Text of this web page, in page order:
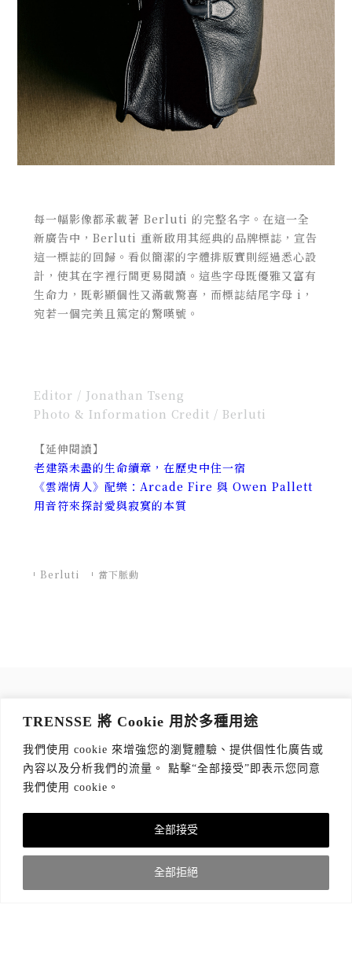
TRENSSE 將 Cookie 用於多種用途
我們使用 cookie 來增強您的瀏覽體驗、提供個性化廣告或
內容以及分析我們的流量。 點擊“全部接受”即表示您同意
我們使用 cookie。
全部拒絕
全部接受
每一幅影像都承載著 Berluti 的完整名字。在這一全
新廣告中， Berluti 重新啟用其經典的品牌標誌，宣告
這一標誌的回歸。 看似簡潔的字體排版實則經過悉心設
計，使其在字裡行間更易閱讀。 這些字母既優雅又富有
生命力，既彰顯個性又滿載驚喜， 而標誌結尾字母 i ，
宛若一個完美且篤定的驚嘆號。
Editor / Jonathan Tseng
Photo & Information Credit / Berluti
【延伸閱讀】
老建築未盡的生命續章，在歷史中住一宿
《雲端情人》配樂：Arcade Fire 與 Owen Pallett
用音符來探討愛與寂寞的本質
Berluti 當下脈動
讀出你的品味，每週獲取質感生活 Tips！
訂閱傳思電子報*
隱私權政策